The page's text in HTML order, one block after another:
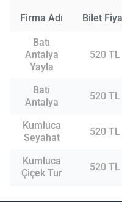
Firma Adı Bilet
Batı
Antalya
Yayla
520 TL
Batı
Antalya
520 TL
Kumluca
Seyahat
520 TL
Kumluca
Çiçek Tur
520 TL